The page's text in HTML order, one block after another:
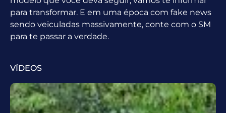
para transformar. E em uma época com fake news
sendo veiculadas massivamente, conte com o SM
para te passar a verdade.
VÍDEOS